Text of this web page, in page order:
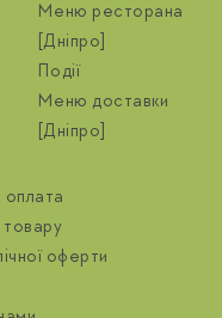
Меню ресторана
[Дніпро]
Події
Меню доставки
[Дніпро]
оплата
оферти